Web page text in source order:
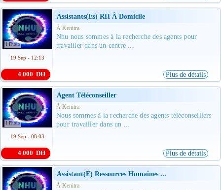
1 Photo
19 Sep - 12:13
Assistants(es) RH À Domicile
À Kenitra
Nhu nous sommes à la recherche des agents pour
travailler dans un centre ...
4 000 DH Plus de détails
1 Photo
19 Sep - 08:03
Agent Téléconseiller
À Kenitra
Nous sommes à la recherche des agents téléconseillers
pour travailler dans un ...
4 000 DH Plus de détails
Assistant(e) Ressources Humaines ...
À Kenitra